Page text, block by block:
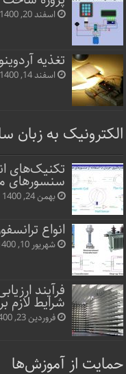
اسفند 20, 1400
تغذیه
اسفند 14, 1400
الکترونیک به زبان
تکنیک‌های
سنسورهای
بهمن 24, 1400
انواع
شهریور 10, 1400
فرآیند
شرایط لازم
فروردین 23, 1400
حمایت از آموزش‌ها